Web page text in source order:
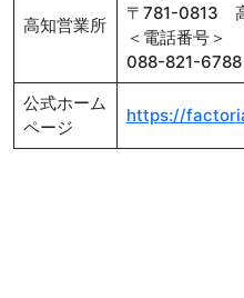
高知営業所
〒781-0813
＜電話番号＞
088-821-6788
公式ホーム
ページ
https://